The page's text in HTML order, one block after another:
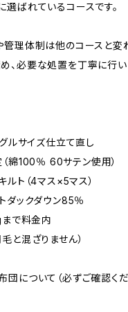
選ばれているコースです。
管理体制は他のコースと変
、必要な処置を丁寧に行い
ルサイズ仕立て直し
綿100％ 60サテン使用）
ルト（4マス×5マス）
ダックダウン85％
で料金内
と混ざりません）
について（必ずご確認くだ